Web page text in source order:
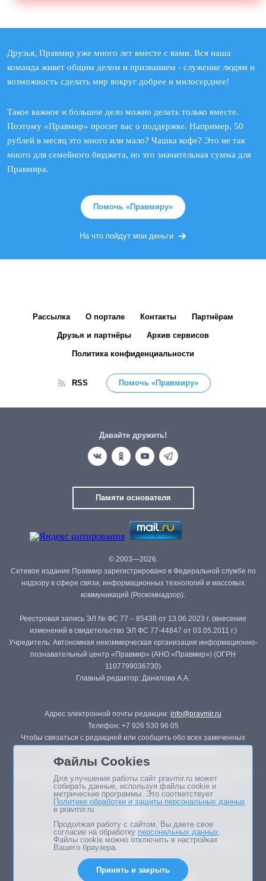
Друзья, Правмир уже много лет вместе с вами. Вся наша
команда живет общим делом и призванием - служение людям и
возможность сделать мир вокруг добрее и милосерднее!
Такое важное и большое дело можно делать только вместе.
Поэтому «Правмир» просит вас о поддержке. Например, 50
рублей в месяц это много или мало? Чашка кофе? Это не так
много для семейного бюджета, но это значительная сумма для
Правмира.
Помочь «Правмиру»
На что пойдут мои деньги
Рассылка О портале Контакты Партнёрам
Друзья и партнёры Архив сервисов
Политика конфиденциальности
RSS Помочь «Правмиру»
Давайте дружить!
Памяти основателя
© 2003—2026.
Сетевое издание Правмир зарегистрировано в Федеральной службе по
надзору в сфере связи, информационных технологий и массовых
коммуникаций (Роскомнадзор).
Реестровая запись ЭЛ № ФС 77 – 85438 от 13.06.2023 г. (внесение
изменений в свидетельство ЭЛ ФС 77-44847 от 03.05.2011 г.)
Учредитель: Автономная некоммерческая организация информационно-
познавательный центр «Правмир» (АНО «Правмир») (ОГРН
1107799036730)
Главный редактор: Данилова А.А.
Адрес электронной почты редакции: info@pravmir.ru
Телефон: +7 926 530 96 05
Чтобы связаться с редакцией или сообщить обо всех замеченных
Републикация материалов сайта в печатных изданиях (книгах, прессе)
возможна только с письменного разрешения редакции.
Мнение авторов статей портала может не совпадать с позицией
Дизайн сайта -
Файлы Cookies
Для улучшения работы сайт pravmir.ru может
собирать данные, используя файлы cookie и
метрические программы. Это соответствует
Политике обработки и защиты персональных данных
в pravmir.ru
Продолжая работу с сайтом, Вы даете свое
согласие на обработку персональных данных.
Файлы cookie можно отключить в настройках
Вашего браузера.
Принять и закрыть